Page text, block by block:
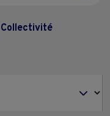
Collectivité